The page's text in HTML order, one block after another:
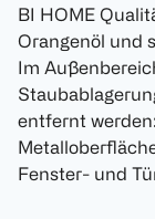
BI HOME
Orangenöl und
Im
entfernt
Fenster- und